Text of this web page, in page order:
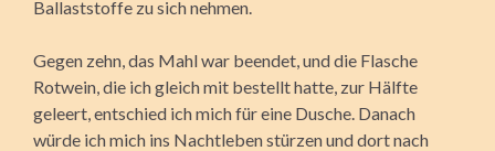
Ballaststoffe zu sich nehmen.
Gegen zehn, das Mahl war beendet, und die Flasche
Rotwein, die ich gleich mit bestellt hatte, zur Hälfte
geleert, entschied ich mich für eine Dusche. Danach
würde ich mich ins Nachtleben stürzen und dort nach